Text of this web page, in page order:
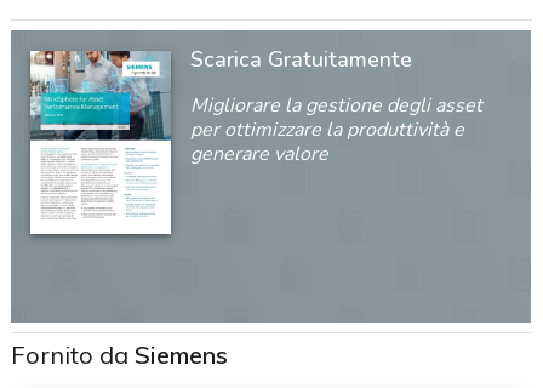
Scarica Gratuitamente
Migliorare la gestione degli asset
per ottimizzare la produttività e
generare valore
Fornito da Siemens